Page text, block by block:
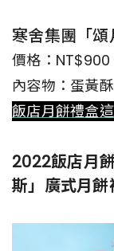
寒舍集團「
價格：NT$900
內容物：蛋黃
飯店月餅禮盒
2022飯店月
斯」廣式月餅